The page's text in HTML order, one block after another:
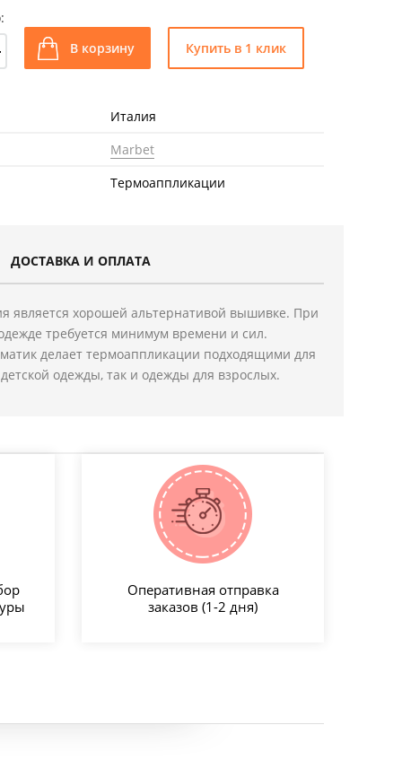
В корзину Купить в 1 клик
Италия
Marbet
Термоаппликации
ДОСТАВКА И ОПЛАТА
является хорошей альтернативой вышивке. При
требуется минимум времени и сил.
делает термоаппликации подходящими для
одежды, так и одежды для взрослых.
Оперативная отправка
заказов (1-2 дня)